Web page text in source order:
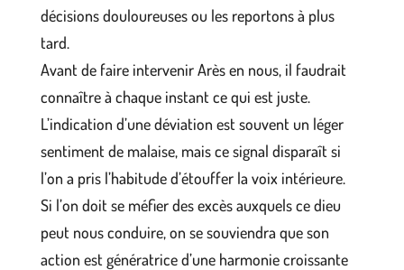
décisions douloureuses ou les reportons à plus
tard.
Avant de faire intervenir Arès en nous, il faudrait
connaître à chaque instant ce qui est juste.
L’indication d’une déviation est souvent un léger
sentiment de malaise, mais ce signal disparaît si
l’on a pris l’habitude d’étouffer la voix intérieure.
Si l’on doit se méfier des excès auxquels ce dieu
peut nous conduire, on se souviendra que son
action est génératrice d’une harmonie croissante